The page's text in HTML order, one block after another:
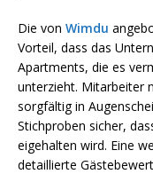
Die von Wimdu
Vorteil, dass das
Apartments, die es
unterzieht. Mitarbeiter
sorgfältig in
Stichproben sicher,
eigehalten wird. Eine
detaillierte